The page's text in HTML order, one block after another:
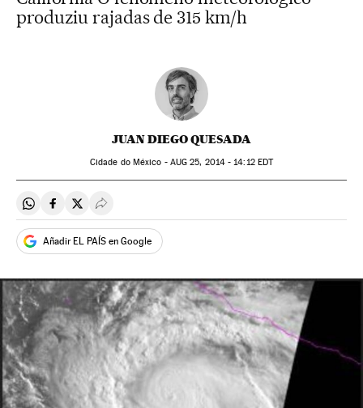
produziu rajadas de 315 km/h
JUAN DIEGO QUESADA
Cidade do México - AUG 25, 2014 - 14:12EDT
Compartir en Whatsapp
Compartir en Facebook
Compartir en Twitter
Desplegar Redes Sociales
Añadir EL PAÍS en Google